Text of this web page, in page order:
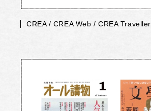
CREA / CREA Web / CREA Traveller